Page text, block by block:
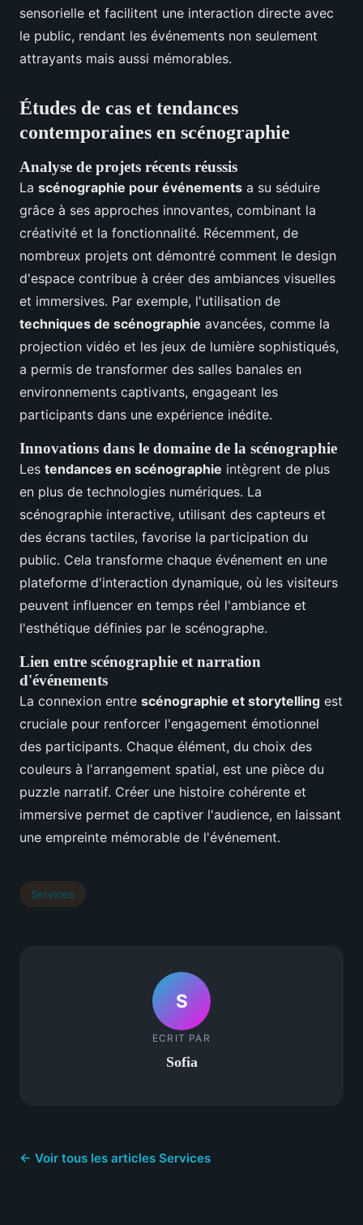
sensorielle et facilitent une interaction directe avec
le public, rendant les événements non seulement
attrayants mais aussi mémorables.
Études de cas et tendances
contemporaines en scénographie
Analyse de projets récents réussis
La scénographie pour événements a su séduire
grâce à ses approches innovantes, combinant la
créativité et la fonctionnalité. Récemment, de
nombreux projets ont démontré comment le design
d'espace contribue à créer des ambiances visuelles
et immersives. Par exemple, l'utilisation de
techniques de scénographie avancées, comme la
projection vidéo et les jeux de lumière sophistiqués,
a permis de transformer des salles banales en
environnements captivants, engageant les
participants dans une expérience inédite.
Innovations dans le domaine de la scénographie
Les tendances en scénographie intègrent de plus
en plus de technologies numériques. La
scénographie interactive, utilisant des capteurs et
des écrans tactiles, favorise la participation du
public. Cela transforme chaque événement en une
plateforme d'interaction dynamique, où les visiteurs
peuvent influencer en temps réel l'ambiance et
l'esthétique définies par le scénographe.
Lien entre scénographie et narration
d'événements
La connexion entre scénographie et storytelling est
cruciale pour renforcer l'engagement émotionnel
des participants. Chaque élément, du choix des
couleurs à l'arrangement spatial, est une pièce du
puzzle narratif. Créer une histoire cohérente et
immersive permet de captiver l'audience, en laissant
une empreinte mémorable de l'événement.
Services
S
ECRIT PAR
Sofia
← Voir tous les articles Services